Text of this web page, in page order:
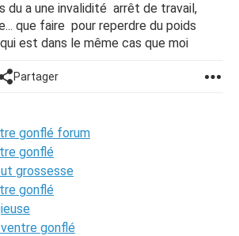
du a une invalidité arrêt de travail,
que faire pour reperdre du poids
est dans le même cas que moi
Partager
gonflé forum
gonflé
grossesse
gonflé
gonflé